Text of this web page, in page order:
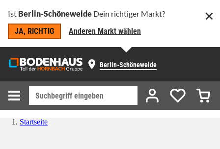
Ist Berlin-Schöneweide Dein richtiger Markt?
JA, RICHTIG
Anderen Markt wählen
Berlin-Schöneweide
Startseite